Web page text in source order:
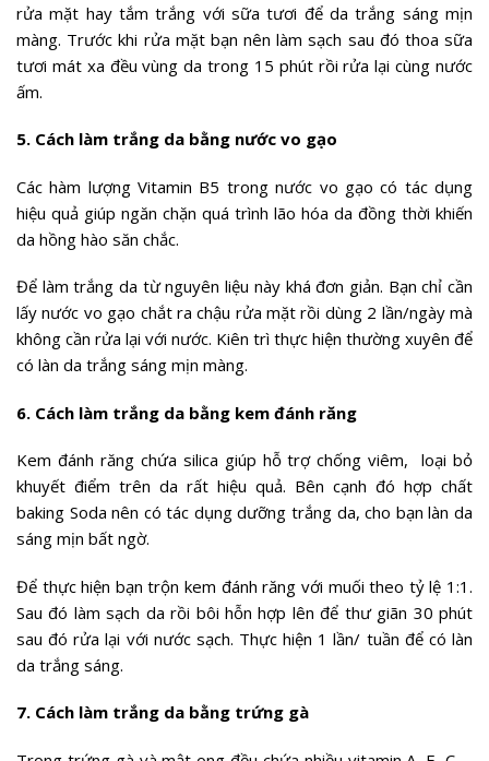
rửa mặt hay tắm trắng với sữa tươi để da trắng sáng mịn
màng. Trước khi rửa mặt bạn nên làm sạch sau đó thoa sữa
tươi mát xa đều vùng da trong 15 phút rồi rửa lại cùng nước
ấm.
5. Cách làm trắng da bằng nước vo gạo
Các hàm lượng Vitamin B5 trong nước vo gạo có tác dụng
hiệu quả giúp ngăn chặn quá trình lão hóa da đồng thời khiến
da hồng hào săn chắc.
Để làm trắng da từ nguyên liệu này khá đơn giản. Bạn chỉ cần
lấy nước vo gạo chắt ra chậu rửa mặt rồi dùng 2 lần/ngày mà
không cần rửa lại với nước. Kiên trì thực hiện thường xuyên để
có làn da trắng sáng mịn màng.
6. Cách làm trắng da bằng kem đánh răng
Kem đánh răng chứa silica giúp hỗ trợ chống viêm, loại bỏ
khuyết điểm trên da rất hiệu quả. Bên cạnh đó hợp chất
baking Soda nên có tác dụng dưỡng trắng da, cho bạn làn da
sáng mịn bất ngờ.
Để thực hiện bạn trộn kem đánh răng với muối theo tỷ lệ 1:1.
Sau đó làm sạch da rồi bôi hỗn hợp lên để thư giãn 30 phút
sau đó rửa lại với nước sạch. Thực hiện 1 lần/ tuần để có làn
da trắng sáng.
7. Cách làm trắng da bằng trứng gà